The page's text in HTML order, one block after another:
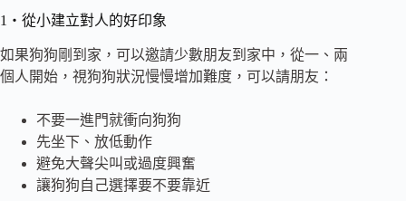
1・從小建立對人的好印象
如果狗狗剛到家，可以邀請少數朋友到家中，從一、兩
個人開始，視狗狗狀況慢慢增加難度，可以請朋友：
不要一進門就衝向狗狗
先坐下、放低動作
避免大聲尖叫或過度興奮
讓狗狗自己選擇要不要靠近